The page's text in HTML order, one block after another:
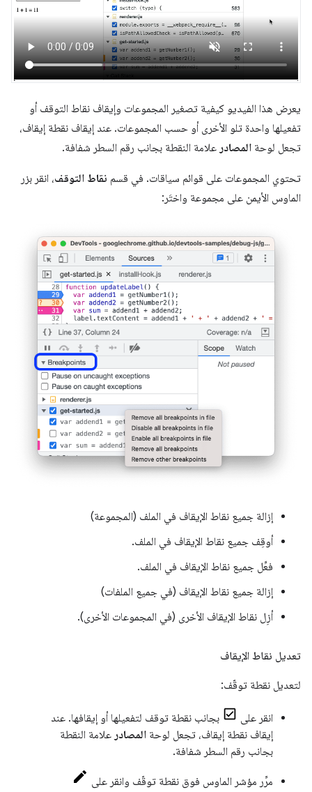
يعرض هذا الفيديو كيفية تصغير المجموعات وإيقاف نقاط التوقف أو
تفعيلها واحدة تلو الأخرى أو حسب المجموعات. عند إيقاف نقطة إيقاف،
تجعل لوحة المصادر علامة النقطة بجانب رقم السطر شفافة.
تحتوي المجموعات على قوائم سياقات. في قسم نقاط التوقف، انقر بزر
الماوس الأيمن على مجموعة واختَر:
إزالة جميع نقاط الإيقاف في الملف (المجموعة)
أوقِف جميع نقاط الإيقاف في الملف.
فعِّل جميع نقاط الإيقاف في الملف.
إزالة جميع نقاط الإيقاف (في جميع الملفات)
أزِل نقاط الإيقاف الأخرى (في المجموعات الأخرى).
تعديل نقاط الإيقاف
لتعديل نقطة توقّف:
انقر على
بجانب نقطة توقف لتفعيلها أو إيقافها. عند
إيقاف نقطة إيقاف، تجعل لوحة المصادر علامة النقطة
بجانب رقم السطر شفافة.
مرِّر مؤشر الماوس فوق نقطة توقّف وانقر على